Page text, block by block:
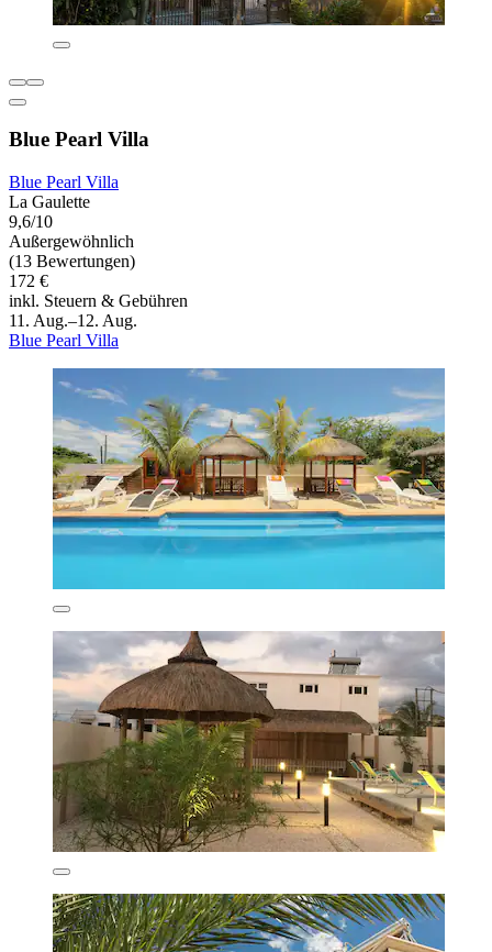
Blue Pearl Villa
Blue Pearl Villa
La Gaulette
9,6/10
Außergewöhnlich
(13 Bewertungen)
172 €
inkl. Steuern & Gebühren
11. Aug.–12. Aug.
Blue Pearl Villa